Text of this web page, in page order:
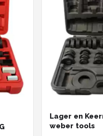
Lager en
weber tools